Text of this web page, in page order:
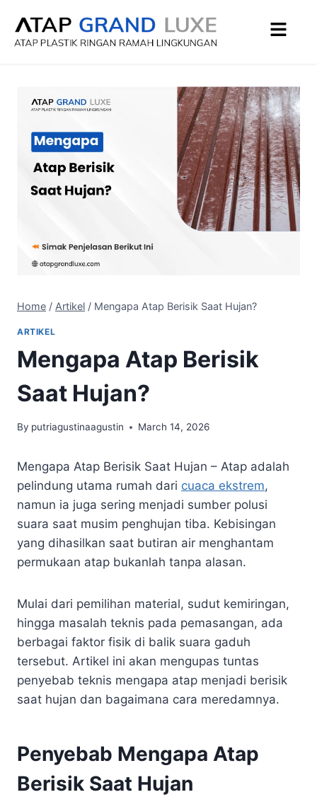
Home / Artikel / Mengapa Atap Berisik Saat Hujan?
ARTIKEL
Mengapa Atap Berisik
Saat Hujan?
By putriagustinaagustin March 14, 2026
Mengapa Atap Berisik Saat Hujan – Atap adalah
pelindung utama rumah dari cuaca ekstrem,
namun ia juga sering menjadi sumber polusi
suara saat musim penghujan tiba. Kebisingan
yang dihasilkan saat butiran air menghantam
permukaan atap bukanlah tanpa alasan.
Mulai dari pemilihan material, sudut kemiringan,
hingga masalah teknis pada pemasangan, ada
berbagai faktor fisik di balik suara gaduh
tersebut. Artikel ini akan mengupas tuntas
penyebab teknis mengapa atap menjadi berisik
saat hujan dan bagaimana cara meredamnya.
Penyebab Mengapa Atap
Berisik Saat Hujan